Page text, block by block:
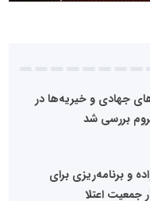
جهادی و خیریه‌ها در
بررسی شد
و برنامه‌ریزی برای
جمعیت اعتلا